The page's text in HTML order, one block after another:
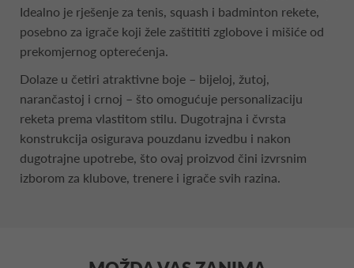
Idealno je rješenje za tenis, squash i badminton rekete,
posebno za igrače koji žele zaštititi zglobove i mišiće od
prekomjernog opterećenja.
Dolaze u četiri atraktivne boje – bijeloj, žutoj,
narančastoj i crnoj – što omogućuje personalizaciju
reketa prema vlastitom stilu. Dugotrajna i čvrsta
konstrukcija osigurava pouzdanu izvedbu i nakon
dugotrajne upotrebe, što ovaj proizvod čini izvrsnim
izborom za klubove, trenere i igrače svih razina.